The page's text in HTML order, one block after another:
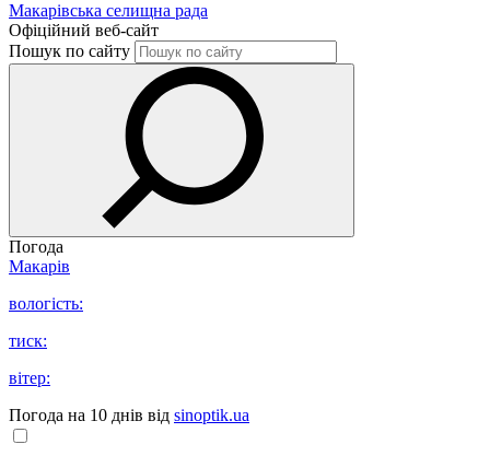
Макарівська селищна рада
Офіційний веб-сайт
Пошук по сайту
Погода
Макарів
вологість:
тиск:
вітер:
Погода на 10 днів від sinoptik.ua